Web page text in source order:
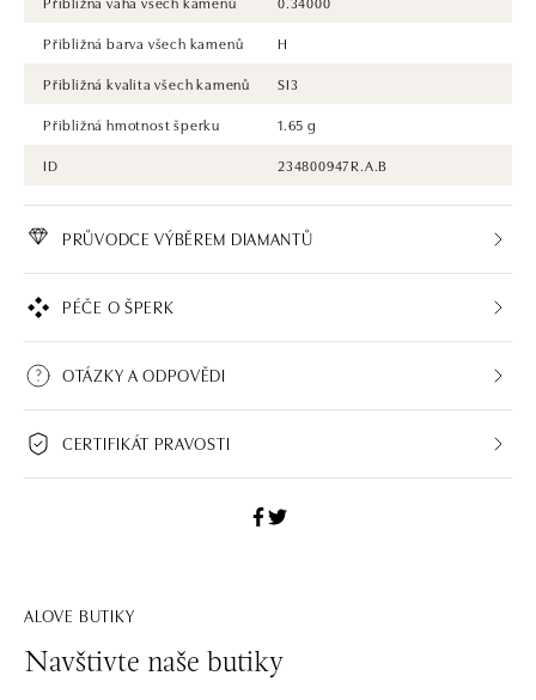
Přibližná barva všech kamenů
H
Přibližná kvalita všech kamenů
SI3
Přibližná hmotnost šperku
1.65 g
ID
234800947R.A.B
PRŮVODCE VÝBĚREM DIAMANTŮ
PÉČE O ŠPERK
OTÁZKY A ODPOVĚDI
CERTIFIKÁT PRAVOSTI
ALOVE BUTIKY
Navštivte naše butiky